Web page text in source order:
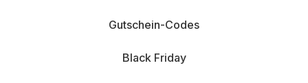
Gutschein-Codes
Black Friday